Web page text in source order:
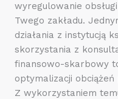
wyregulowanie
Twego zakładu.
działania z instytucją
skorzystania z
finansowo-skarbowy
optymalizacji
Z wykorzystaniem